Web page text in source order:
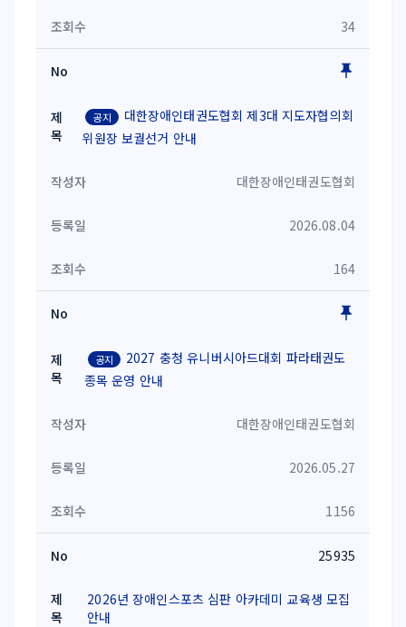
34
공지
대한장애인태권도협회 제3대 지도자협의회
위원장 보궐선거 안내
대한장애인태권도협회
2026.08.04
164
공지
2027 충청 유니버시아드대회 파라태권도
종목 운영 안내
대한장애인태권도협회
2026.05.27
1156
25935
2026년 장애인스포츠 심판 아카데미 교육생 모집
안내